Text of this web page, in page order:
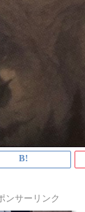
ンサーリンク